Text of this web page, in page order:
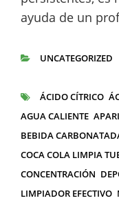
ayuda de un
UNCATEGORIZED
ETIQUETAS
ÁCIDO CÍTRICO
AGUA CALIENTE
BEBIDA
COCA COLA LIMPIA
CONCENTRACIÓN
LIMPIADOR EFECTIVO